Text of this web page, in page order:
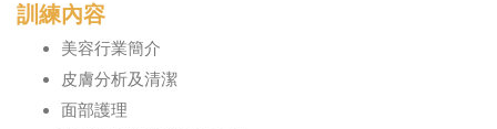
訓練內容
美容行業簡介
皮膚分析及清潔
面部護理